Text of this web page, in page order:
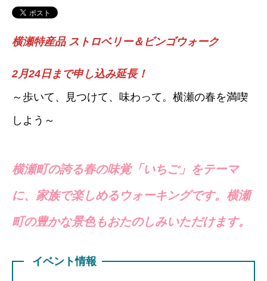
横瀬特産品 ストロベリー＆ビンゴウォーク
2月24日まで申し込み延長！
～歩いて、見つけて、味わって。横瀬の春を満喫
しよう～
横瀬町の誇る春の味覚「いちご」をテーマ
に、家族で楽しめるウォーキングです。横瀬
町の豊かな景色もおたのしみいただけます。
イベント情報